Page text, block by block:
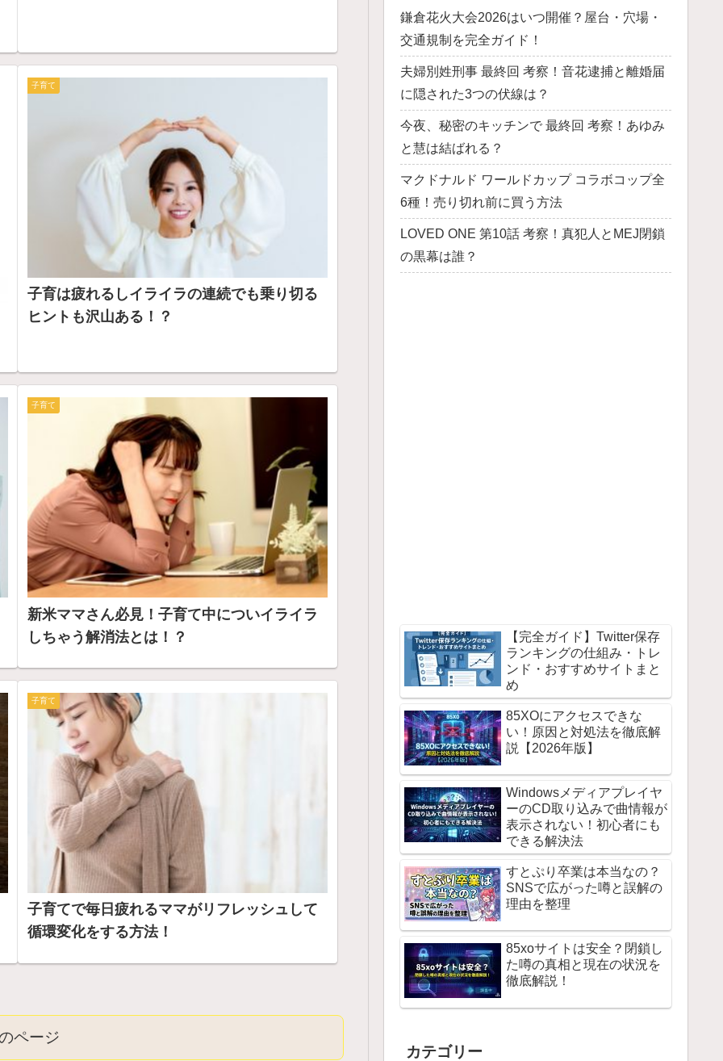
子育て
子育は疲れるしイライラの連続でも乗り切る
ヒントも沢山ある！？
子育て
新米ママさん必見！子育て中についイライラ
しちゃう解消法とは！？
子育て
子育てで毎日疲れるママがリフレッシュして
循環変化をする方法！
ページ
鎌倉花火大会2026はいつ開催？屋台・穴場・
交通規制を完全ガイド！
夫婦別姓刑事 最終回 考察！音花逮捕と離婚届
に隠された3つの伏線は？
今夜、秘密のキッチンで 最終回 考察！あゆみ
と慧は結ばれる？
マクドナルド ワールドカップ コラボコップ全
6種！売り切れ前に買う方法
LOVED ONE 第10話 考察！真犯人とMEJ閉鎖
の黒幕は誰？
【完全ガイド】Twitter保存
ランキングの仕組み・トレ
ンド・おすすめサイトまと
め
85XOにアクセスできな
い！原因と対処法を徹底解
説【2026年版】
Windowsメディアプレイヤ
ーのCD取り込みで曲情報が
表示されない！初心者にも
できる解決法
すとぷり卒業は本当なの？
SNSで広がった噂と誤解の
理由を整理
85xoサイトは安全？閉鎖し
た噂の真相と現在の状況を
徹底解説！
カテゴリー